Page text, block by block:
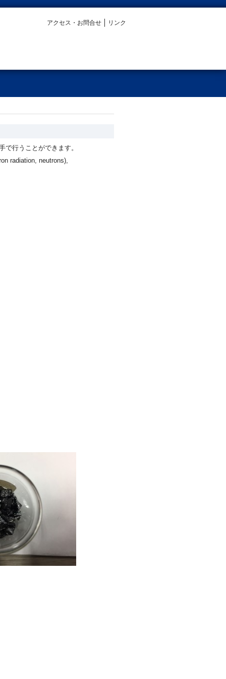
アクセス・お問合せ リンク
行うことができます。
radiation, neutrons),